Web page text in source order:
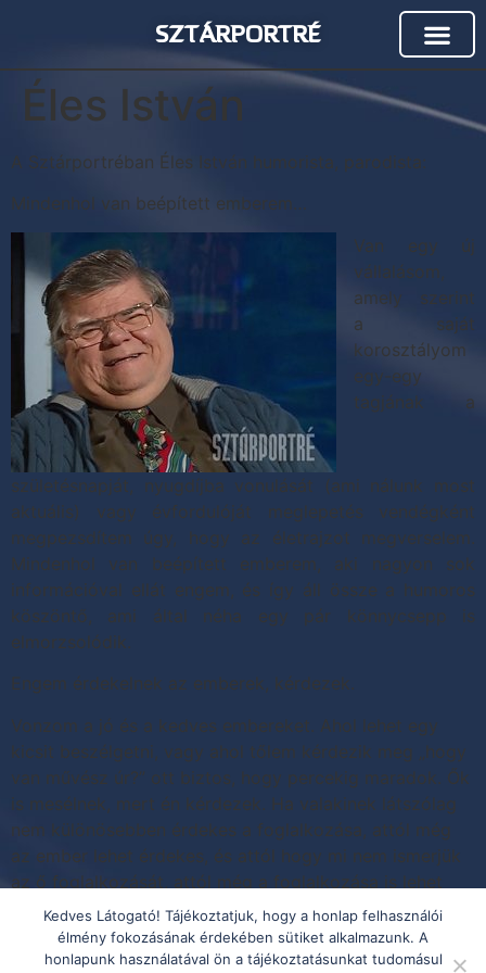
SZTÁRPORTRÉ
Éles István
A Sztárportréban Éles István humorista, parodista:
Mindenhol van beépített emberem…
Van egy új
vállalásom,
amely szerint
a saját
korosztályom
egy-egy
tagjának a
születésnapját, nyugdíjba vonulását (ami nálunk most
aktuális) vagy évfordulóját meglepetés vendégként
megpezsdítem úgy, hogy az életrajzot megverselem.
Mindenhol van beépített emberem, aki nagyon sok
információval ellát engem, és így áll össze a humoros
köszöntő, ami által néha egy pár könnycsepp is
elmorzsolódik.
Engem érdekelnek az emberek, kérdezek.
Vonzom a jó és a kedves embereket. Ahol lehet egy
kicsit beszélgetni, vagy ahol tőlem kérdezik meg „hogy
van művész úr?” ott biztos, hogy percekig maradok. Ők
is mesélnek, mert én kérdezek. Ha valakinek látszólag
nem különösebben érdekes a foglalkozása, attól még
az ember lehet érdekes, és attól hogy mi nem ismerjük
az ő foglalkozását, attól még a foglalkozása is lehet
érdekes!
Megjelölthumor,sztár
Kedves Látogató! Tájékoztatjuk, hogy a honlap felhasználói
élmény fokozásának érdekében sütiket alkalmazunk. A
honlapunk használatával ön a tájékoztatásunkat tudomásul